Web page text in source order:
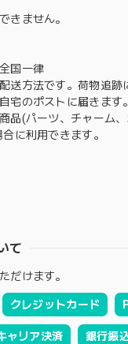
きません。
国一律
送方法です。荷物追跡
宅のポストに届きます。
品(パーツ、チャーム
に利用できます。
て
だけます。
クレジットカード
ャリア決済 銀行振